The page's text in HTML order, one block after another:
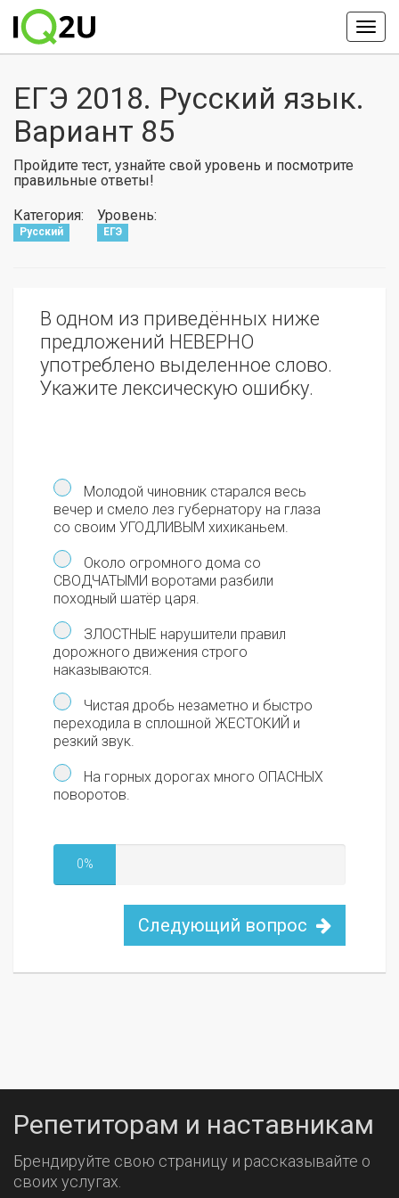
ЕГЭ 2018. Русский язык.
Вариант 85
Пройдите тест, узнайте свой уровень и посмотрите
правильные ответы!
Категория:
Русский
Уровень:
ЕГЭ
В одном из приведённых ниже
предложений НЕВЕРНО
употреблено выделенное слово.
Укажите лексическую ошибку.
Молодой чиновник старался весь
вечер и смело лез губернатору на глаза
со своим УГОДЛИВЫМ хихиканьем.
Около огромного дома со
СВОДЧАТЫМИ воротами разбили
походный шатёр царя.
ЗЛОСТНЫЕ нарушители правил
дорожного движения строго
наказываются.
Чистая дробь незаметно и быстро
переходила в сплошной ЖЕСТОКИЙ и
резкий звук.
На горных дорогах много ОПАСНЫХ
поворотов.
0%
Следующий вопрос
Репетиторам и наставникам
Брендируйте свою страницу и рассказывайте о
своих услугах.